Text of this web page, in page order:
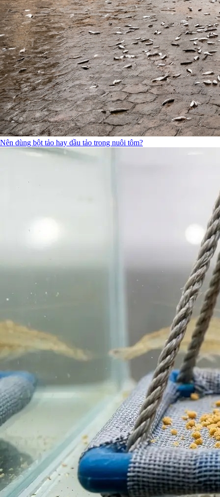
Nên dùng bột tảo hay dầu tảo trong nuôi tôm?